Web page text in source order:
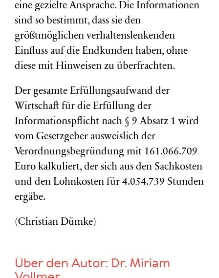
eine gezielte Ansprache. Die Informationen
sind so bestimmt, dass sie den
größtmöglichen verhaltenslenkenden
Einfluss auf die Endkunden haben, ohne
diese mit Hinweisen zu überfrachten.
Der gesamte Erfüllungsaufwand der
Wirtschaft für die Erfüllung der
Informationspflicht nach § 9 Absatz 1 wird
vom Gesetzgeber ausweislich der
Verordnungsbegründung mit 161.066.709
Euro kalkuliert, der sich aus den Sachkosten
und den Lohnkosten für 4.054.739 Stunden
ergäbe.
(Christian Dümke)
Über den Autor: Dr. Miriam